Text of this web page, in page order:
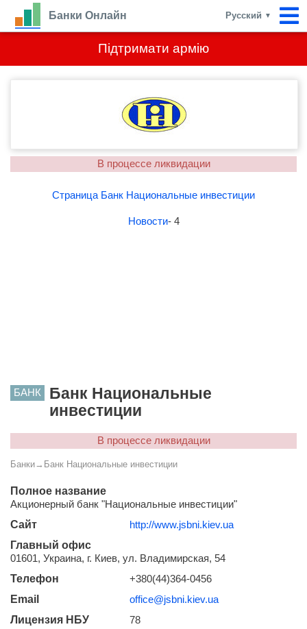
Підтримати армію
Банки Онлайн Русский ▼
В процессе ликвидации
Страница Банк Национальные инвестиции
Новости- 4
БАНК
Банк Национальные
инвестиции
В процессе ликвидации
Банки→ Банк Национальные инвестиции
Полное название
Акционерный банк "Национальные инвестиции"
Сайт
http://www.jsbni.kiev.ua
Главный офис
01601, Украина, г. Киев, ул. Владимирская, 54
Телефон
+380(44)364-0456
Email
office@jsbni.kiev.ua
Лицензия НБУ
78